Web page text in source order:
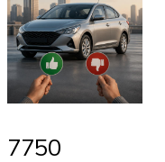
7750